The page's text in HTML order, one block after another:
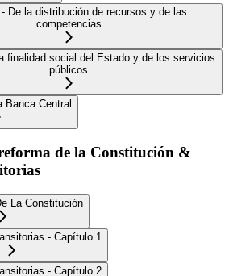
De la distribución de recursos y de las
competencias
finalidad social del Estado y de los servicios
públicos
Banca Central
de la Constitución &
La Constitución
- Capítulo 1
- Capítulo 2